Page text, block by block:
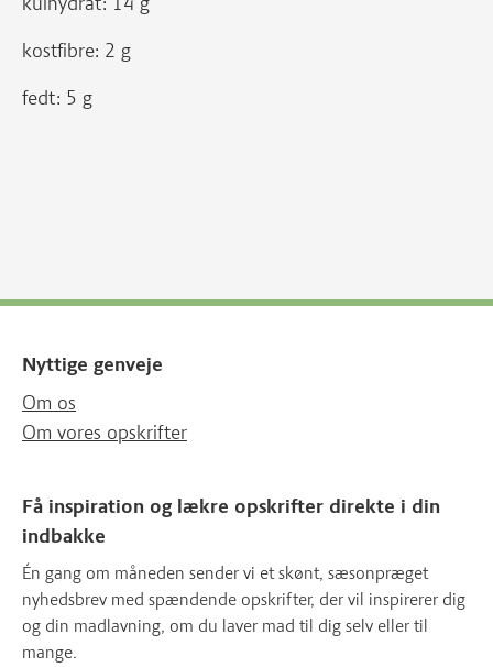
kostfibre: 2 g
fedt: 5 g
Nyttige genveje
Om os
Om vores opskrifter
Få inspiration og lækre opskrifter direkte i din
indbakke
Én gang om måneden sender vi et skønt, sæsonpræget
nyhedsbrev med spændende opskrifter, der vil inspirerer dig
og din madlavning, om du laver mad til dig selv eller til
mange.